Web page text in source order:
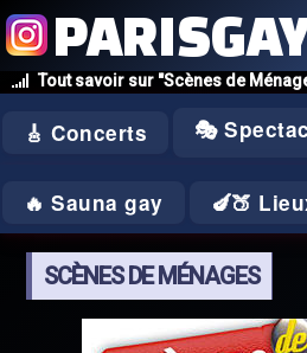
Tout savoir sur "Scènes de
🎸 Concerts 🎭
🔥 Sauna gay 🍆🍑
SCÈNES DE MÉNAGES